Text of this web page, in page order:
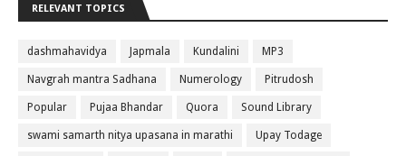
RELEVANT TOPICS
dashmahavidya Japmala Kundalini MP3
Navgrah mantra Sadhana Numerology Pitrudosh
Popular Pujaa Bhandar Quora Sound Library
swami samarth nitya upasana in marathi Upay Todage